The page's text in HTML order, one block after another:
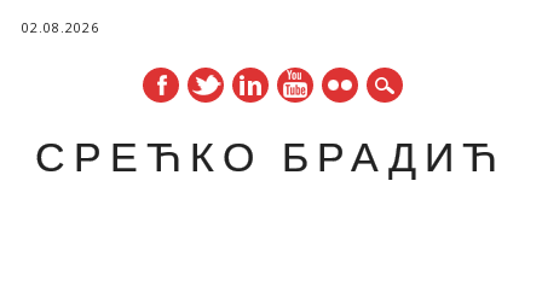
02.08.2026
СРЕЋКО БРАДИЋ